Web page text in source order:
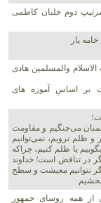
دوم خلبان کاظمی
یار
والمسلمین هادی
بر اساسِ آموزه های
می‌جنگیم و مقاومت
و ظلم نرویم، نمی‌توانیم
یا ظلم کنیم، چراکه
در تناقض است/ خداوند
نتوانیم معیشت و سطح
از همه روسای جمهور